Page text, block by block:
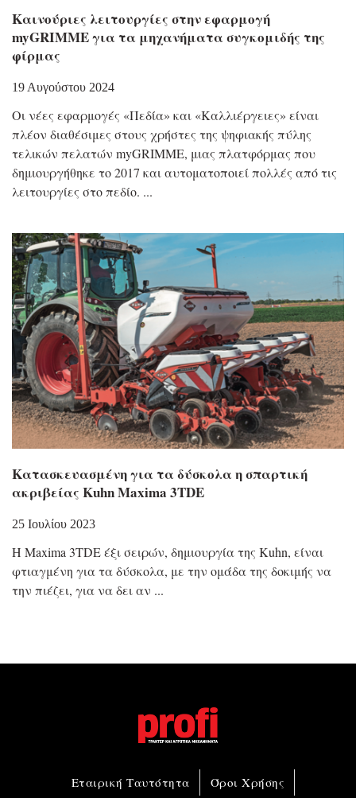
Καινούριες λειτουργίες στην εφαρμογή
myGRIMME για τα μηχανήματα συγκομιδής της
φίρμας
19 Αυγούστου 2024
Οι νέες εφαρμογές «Πεδία» και «Καλλιέργειες» είναι
πλέον διαθέσιμες στους χρήστες της ψηφιακής πύλης
τελικών πελατών myGRIMME, μιας πλατφόρμας που
δημιουργήθηκε το 2017 και αυτοματοποιεί πολλές από τις
λειτουργίες στο πεδίο.
Κατασκευασμένη για τα δύσκολα η σπαρτική
ακριβείας Kuhn Maxima 3TDE
25 Ιουλίου 2023
Η Maxima 3TDE έξι σειρών, δημιουργία της Kuhn, είναι
φτιαγμένη για τα δύσκολα, με την ομάδα της δοκιμής να
την πιέζει, για να δει αν
Εταιρική Ταυτότητα Όροι Χρήσης